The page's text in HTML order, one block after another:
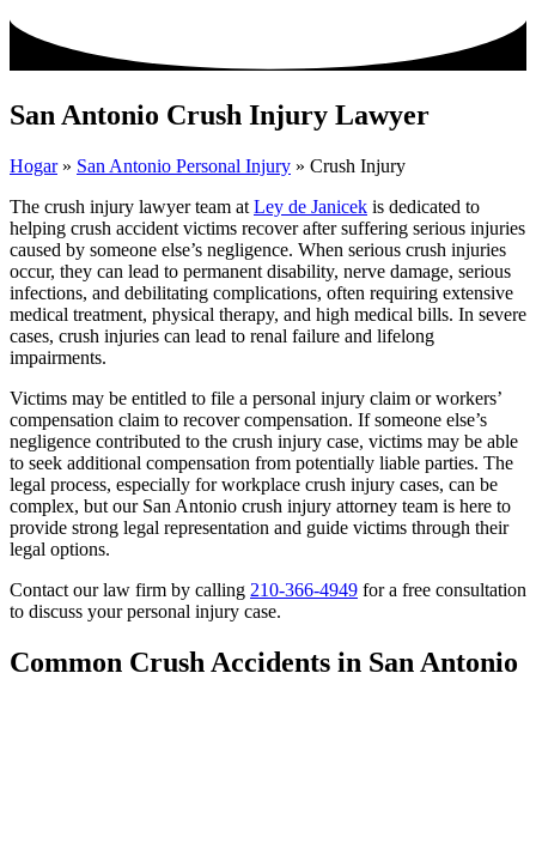
San Antonio Crush Injury Lawyer
Hogar» San Antonio Personal Injury » Crush Injury
The crush injury lawyer team at Ley de Janicek is dedicated to
helping crush accident victims recover after suffering serious injuries
caused by someone else’s negligence. When serious crush injuries
occur, they can lead to permanent disability, nerve damage, serious
infections, and debilitating complications, often requiring extensive
medical treatment, physical therapy, and high medical bills. In severe
cases, crush injuries can lead to renal failure and lifelong
impairments.
Victims may be entitled to file a personal injury claim or workers’
compensation claim to recover compensation. If someone else’s
negligence contributed to the crush injury case, victims may be able
to seek additional compensation from potentially liable parties. The
legal process, especially for workplace crush injury cases, can be
complex, but our San Antonio crush injury attorney team is here to
provide strong legal representation and guide victims through their
legal options.
Contact our law firm by calling 210-366-4949 for a free consultation
to discuss your personal injury case.
Common Crush Accidents in San Antonio